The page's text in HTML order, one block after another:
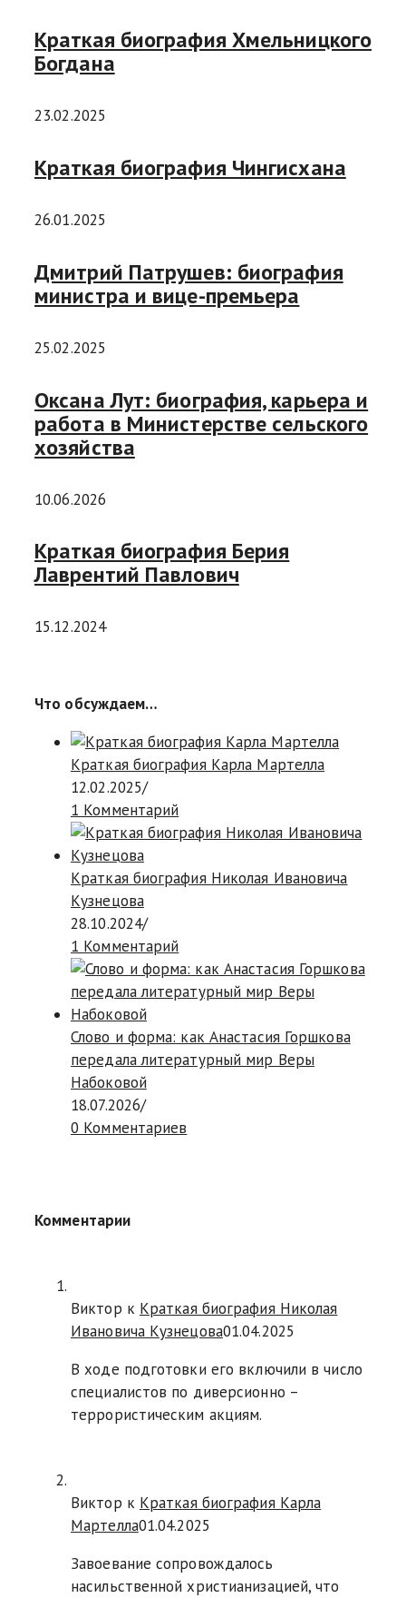
Краткая биография Хмельницкого
Богдана
23.02.2025
Краткая биография Чингисхана
26.01.2025
Дмитрий Патрушев: биография
министра и вице-премьера
25.02.2025
Оксана Лут: биография, карьера и
работа в Министерстве сельского
хозяйства
10.06.2026
Краткая биография Берия
Лаврентий Павлович
15.12.2024
Что обсуждаем…
Краткая биография Карла Мартелла
12.02.2025/
1 Комментарий
Краткая биография Николая Ивановича
Кузнецова
28.10.2024/
1 Комментарий
Слово и форма: как Анастасия Горшкова
передала литературный мир Веры
Набоковой
18.07.2026/
0 Комментариев
Комментарии
Виктор к Краткая биография Николая
Ивановича Кузнецова01.04.2025
В ходе подготовки его включили в число
специалистов по диверсионно –
террористическим акциям.
Виктор к Краткая биография Карла
Мартелла01.04.2025
Завоевание сопровождалось
насильственной христианизацией, что